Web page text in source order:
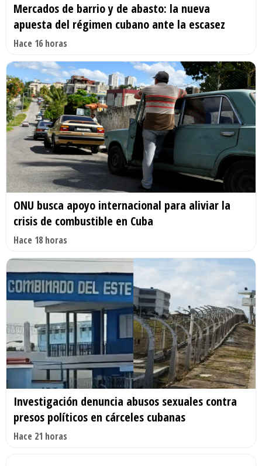
Mercados de barrio y de abasto: la nueva
apuesta del régimen cubano ante la escasez
Hace 16 horas
ONU busca apoyo internacional para aliviar la
crisis de combustible en Cuba
Hace 18 horas
Investigación denuncia abusos sexuales contra
presos políticos en cárceles cubanas
Hace 21 horas